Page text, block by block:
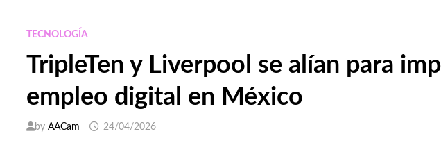
TECNOLOGÍA
TripleTen y Liverpool se alían para
empleo digital en México
byAACam 24/04/2026